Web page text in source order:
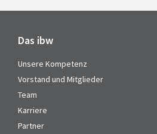
Das ibw
Unsere Kompetenz
Vorstand und Mitglieder
Team
Karriere
Partner